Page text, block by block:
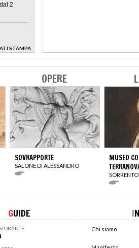
2
STAMPA
OPERE
SOVRAPPORTE
SALONE DI ALESSANDRO
MUSEO
SORRENTO
GUIDE I
Chi siamo